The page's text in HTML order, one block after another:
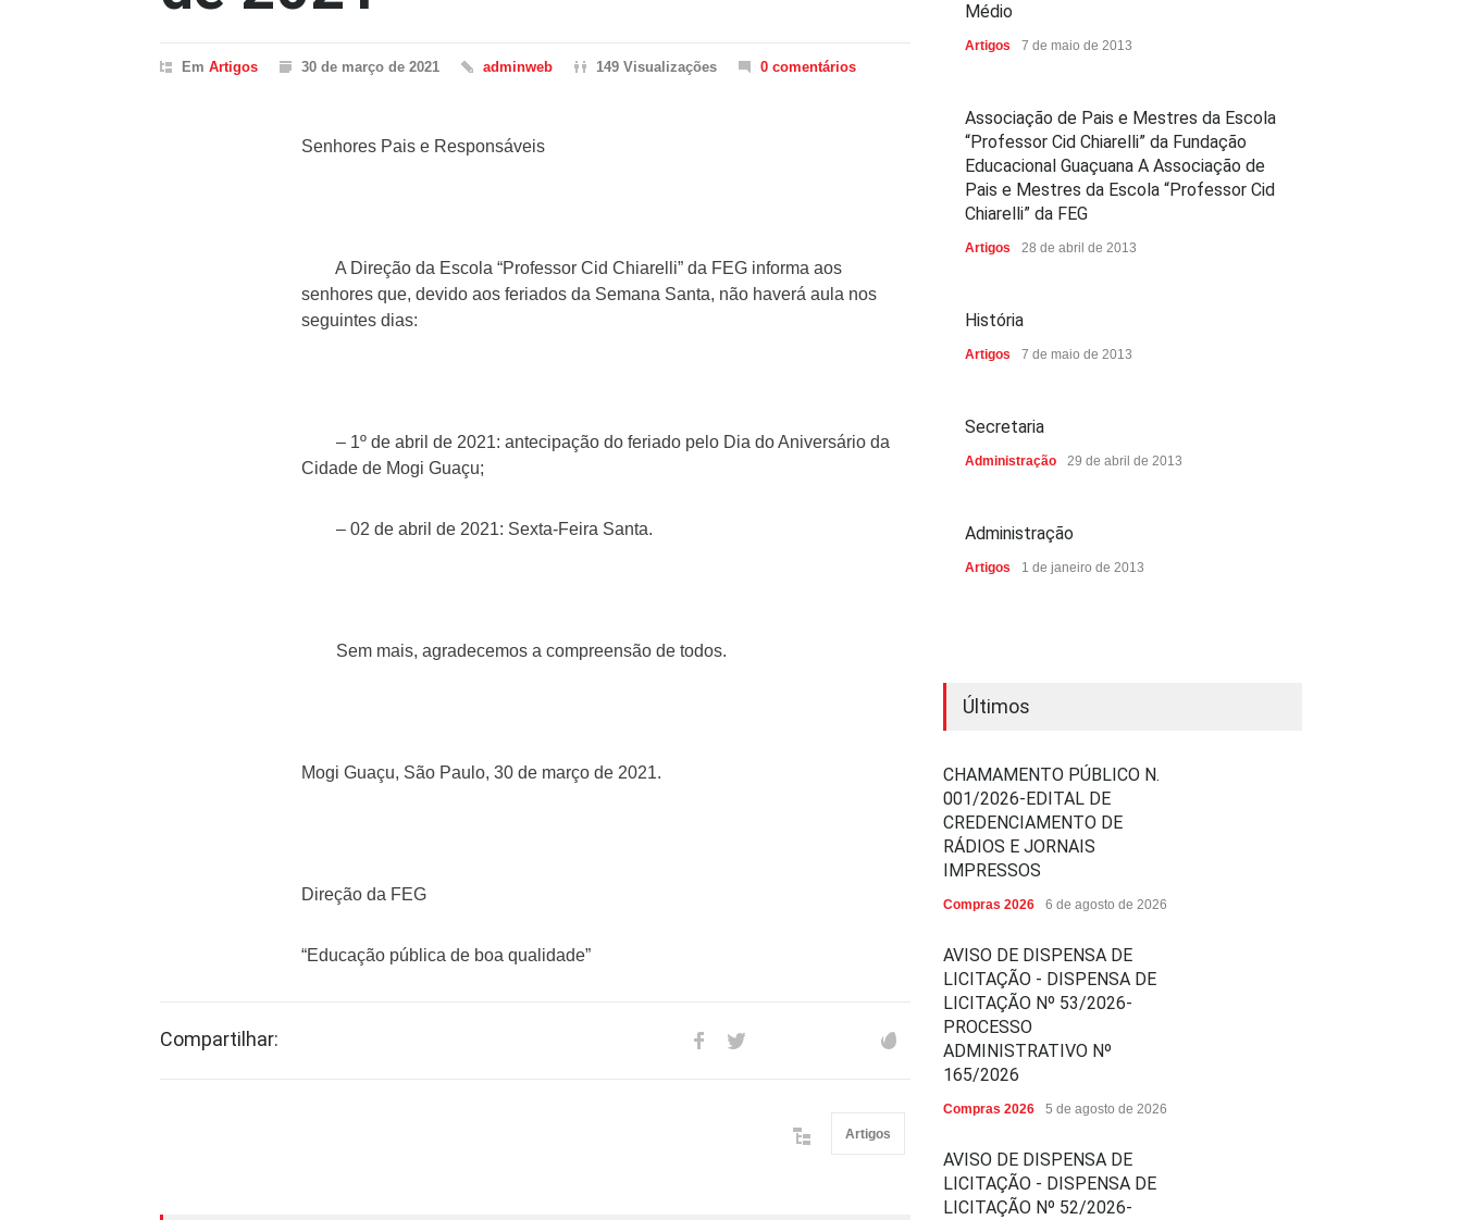
Em Artigos 30 de março de 2021 adminweb 149 Visualizações 0 comentários
Senhores Pais e Responsáveis
A Direção da Escola “Professor Cid Chiarelli” da FEG informa aos
senhores que, devido aos feriados da Semana Santa, não haverá aula nos
seguintes dias:
– 1º de abril de 2021: antecipação do feriado pelo Dia do Aniversário da
Cidade de Mogi Guaçu;
– 02 de abril de 2021: Sexta-Feira Santa.
Sem mais, agradecemos a compreensão de todos.
Mogi Guaçu, São Paulo, 30 de março de 2021.
Direção da FEG
“Educação pública de boa qualidade”
Compartilhar:
Artigos
Médio
Artigos 7 de maio de 2013
Associação de Pais e Mestres da Escola
“Professor Cid Chiarelli” da Fundação
Educacional Guaçuana A Associação de
Pais e Mestres da Escola “Professor Cid
Chiarelli” da FEG
Artigos 28 de abril de 2013
História
Artigos 7 de maio de 2013
Secretaria
Administração 29 de abril de 2013
Administração
Artigos 1 de janeiro de 2013
Últimos
CHAMAMENTO PÚBLICO N.
001/2026-EDITAL DE
CREDENCIAMENTO DE
RÁDIOS E JORNAIS
IMPRESSOS
Compras 2026 6 de agosto de 2026
AVISO DE DISPENSA DE
LICITAÇÃO - DISPENSA DE
LICITAÇÃO Nº 53/2026-
PROCESSO
ADMINISTRATIVO Nº
165/2026
Compras 2026 5 de agosto de 2026
AVISO DE DISPENSA DE
LICITAÇÃO - DISPENSA DE
LICITAÇÃO Nº 52/2026-